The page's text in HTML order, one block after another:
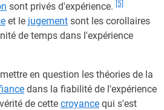
sont privés d'expérience. [5]
et le jugement sont les corollaires
de temps dans l'expérience
en question les théories de la
dans la fiabilité de l'expérience
de cette croyance qui s'est